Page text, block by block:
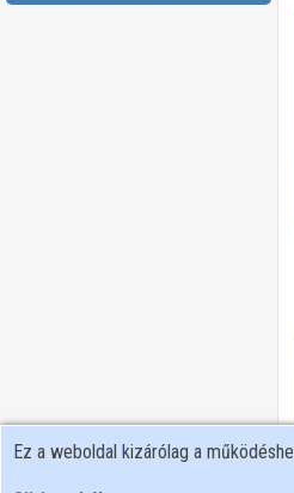
Ez a weboldal kizárólag a